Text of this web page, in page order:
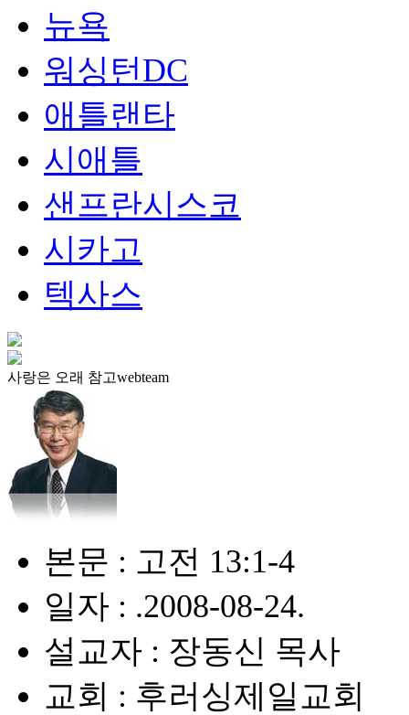
뉴욕
워싱턴DC
애틀랜타
시애틀
샌프란시스코
시카고
텍사스
사랑은 오래 참고webteam
본문 : 고전 13:1-4
일자 : .2008-08-24.
설교자 : 장동신 목사
교회 : 후러싱제일교회